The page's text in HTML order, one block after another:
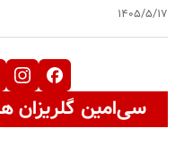
۱۴۰۵/۵/۱۷
سی‌امین گلریزان